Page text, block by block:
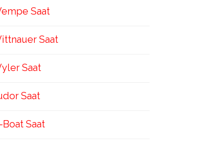
Saat
Saat
Saat
Saat
Boat Saat